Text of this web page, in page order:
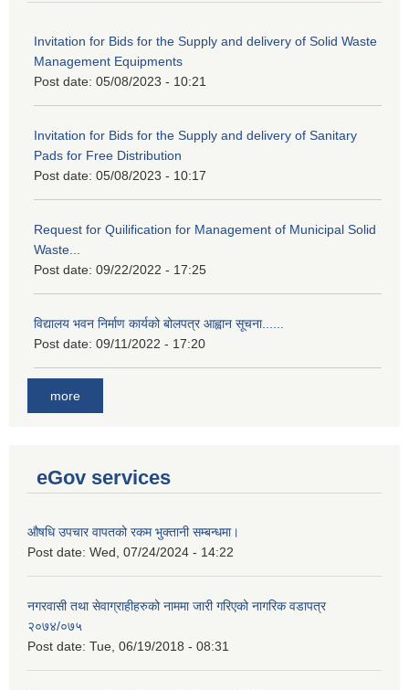
Invitation for Bids for the Supply and delivery of Solid Waste
Management Equipments
Post date: 05/08/2023 - 10:21
Invitation for Bids for the Supply and delivery of Sanitary
Pads for Free Distribution
Post date: 05/08/2023 - 10:17
Request for Quilification for Management of Municipal Solid
Waste...
Post date: 09/22/2022 - 17:25
विद्यालय भवन निर्माण कार्यको बोलपत्र आह्वान सूचना......
Post date: 09/11/2022 - 17:20
more
eGov services
औषधि उपचार वापतको रकम भुक्तानी सम्बन्धमा।
Post date: Wed, 07/24/2024 - 14:22
नगरवासी तथा सेवाग्राहीहरुको नाममा जारी गरिएको नागरिक वडापत्र
२०७४/०७५
Post date: Tue, 06/19/2018 - 08:31